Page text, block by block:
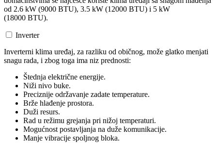
od 2.6 kW (9000 BTU), 3.5 kW (12000 BTU) i 5 kW
(18000 BTU).
Inverter
Inverterni klima uređaj, za razliku od običnog, može glatko menjati
snagu rada, i zbog toga ima niz prednosti:
Štednja električne energije.
Niži nivo buke.
Preciznije održavanje zadate temperature.
Brže hlađenje prostora.
Duži resurs.
Rad u režimu grejanja pri nižoj temperaturi.
Mogućnost postavljanja na duže komunikacije.
Manje vibracije spoljnog bloka.